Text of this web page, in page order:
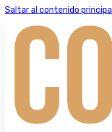
Saltar al contenido principal